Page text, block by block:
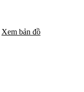
Xem bản đồ